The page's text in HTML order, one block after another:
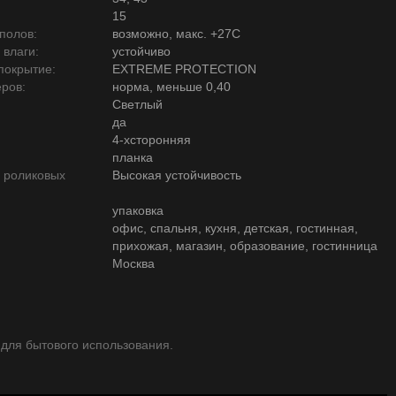
15
возможно, макс. +27С
устойчиво
EXTREME PROTECTION
норма, меньше 0,40
Светлый
да
4-хсторонняя
планка
роликовых
Высокая устойчивость
упаковка
офис, спальня, кухня, детская, гостинная,
прихожая, магазин, образование, гостинница
Москва
бытового использования.